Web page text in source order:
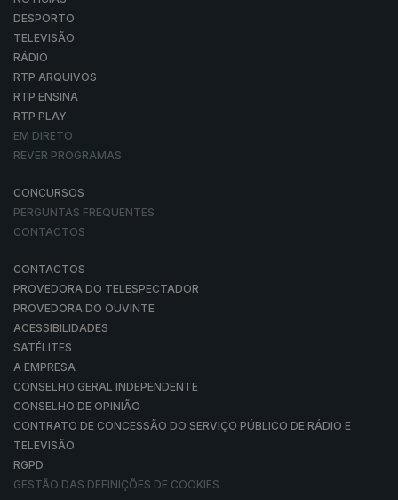
DESPORTO
TELEVISÃO
RÁDIO
RTP ARQUIVOS
RTP ENSINA
RTP PLAY
EM DIRETO
REVER PROGRAMAS
CONCURSOS
PERGUNTAS FREQUENTES
CONTACTOS
CONTACTOS
PROVEDORA DO TELESPECTADOR
PROVEDORA DO OUVINTE
ACESSIBILIDADES
SATÉLITES
A EMPRESA
CONSELHO GERAL INDEPENDENTE
CONSELHO DE OPINIÃO
CONTRATO DE CONCESSÃO DO SERVIÇO PÚBLICO DE RÁDIO E
TELEVISÃO
RGPD
GESTÃO DAS DEFINIÇÕES DE COOKIES